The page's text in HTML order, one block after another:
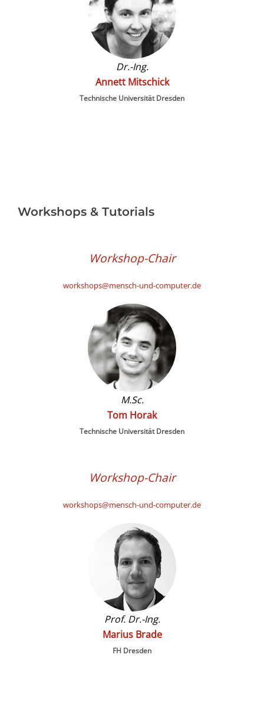
Dr.-Ing.
Annett Mitschick
Technische Universität Dresden
Workshops & Tutorials
Workshop-Chair
workshops@mensch-und-computer.de
M.Sc.
Tom Horak
Technische Universität Dresden
Workshop-Chair
workshops@mensch-und-computer.de
Prof. Dr.-Ing.
Marius Brade
FH Dresden